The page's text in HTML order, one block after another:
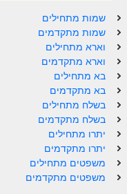
הזמן סט זוהר
הזמן סט זוהר
מנוע חיפוש בכתבי בעל הסולם
חנות ספרים
שמות מתחילים
שמות מתקדמים
וארא מתחילים
וארא מתקדמים
בא מתחילים
בא מתקדמים
בשלח מתחילים
בשלח מתקדמים
יתרו מתחילים
יתרו מתקדמים
משפטים מתחילים
משפטים מתקדמים